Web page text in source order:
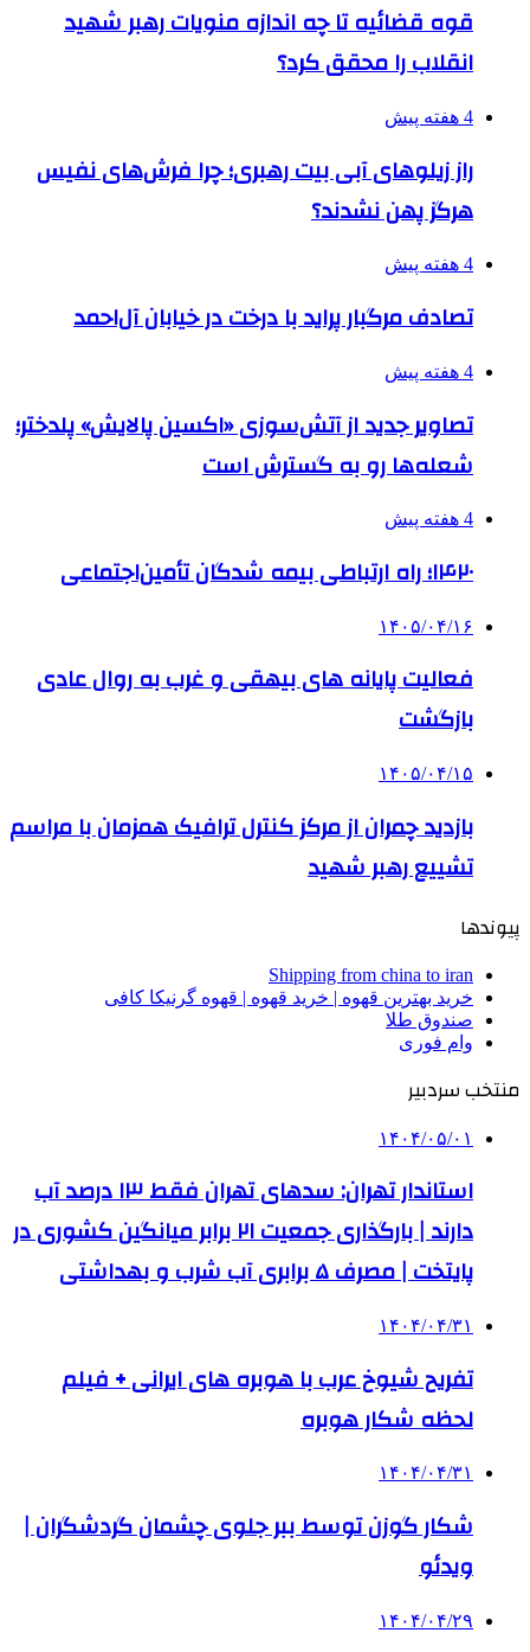
قوه قضائیه تا چه اندازه منویات رهبر شهید
انقلاب را محقق کرد؟
4 هفته پیش
راز زیلوهای آبی بیت رهبری؛ چرا فرش‌های نفیس
هرگز پهن نشدند؟
4 هفته پیش
تصادف مرگبار پراید با درخت در خیابان آل‌احمد
4 هفته پیش
تصاویر جدید از آتش‌سوزی «اکسین پالایش» پلدختر؛
شعله‌ها رو به گسترش است
4 هفته پیش
۱۴۲۰؛ راه ارتباطی بیمه شدگان تأمین‌اجتماعی
۱۴۰۵/۰۴/۱۶
فعالیت پایانه های بیهقی و غرب به روال عادی
بازگشت
۱۴۰۵/۰۴/۱۵
بازدید چمران از مرکز کنترل ترافیک همزمان با مراسم
تشییع رهبر شهید
پیوندها
Shipping from china to iran
خرید بهترین قهوه | خرید قهوه | قهوه گرنیکا کافی
صندوق طلا
وام فوری
منتخب سردبیر
۱۴۰۴/۰۵/۰۱
استاندار تهران: سدهای تهران فقط ۱۳ درصد آب
دارند | بارگذاری جمعیت ۲۱ برابر میانگین کشوری در
پایتخت | مصرف ۵ برابری آب شرب و بهداشتی
۱۴۰۴/۰۴/۳۱
تفریح شیوخ عرب با هوبره‌ های ایرانی + فیلم
لحظه شکار هوبره
۱۴۰۴/۰۴/۳۱
شکار گوزن توسط ببر جلوی چشمان گردشگران |
ویدئو
۱۴۰۴/۰۴/۲۹